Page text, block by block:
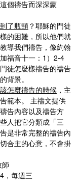
個禱告而深深蒙
了瓶頸 ？耶穌的門徒
的困難，所以他們就
導我們禱告，像約翰
福音十一：1）2-4
徒怎麼樣禱告的禱告
背景。
怎麼禱告的時候 ，主
範本。 主禱文提供
告內容以及禱告方
人把它分類成「三
是非常完整的禱告內
合主的心意，不會掛
師
，每週三